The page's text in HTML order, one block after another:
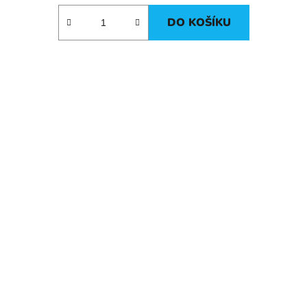
DO KOŠÍKU